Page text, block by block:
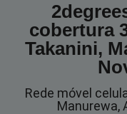
cobertura
Takanini,
Rede móvel
Manurewa,